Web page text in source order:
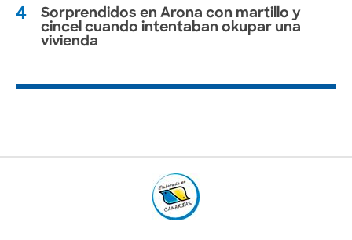
4
Sorprendidos en Arona con martillo y
cincel cuando intentaban okupar una
vivienda